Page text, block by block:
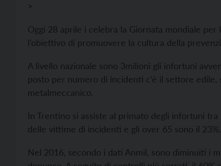
>
Oggi 28 aprile i celebra la Giornata mondiale
l’obiettivo di promuovere la cultura della
A livello nazionale sono 3milioni gli infortuni
posto per numero di incidenti c’è il settore
metalmeccanico.
In Trentino si assiste al primato degli infortuni
delle vittime di incidenti e gli over 65 sono il 23%.
Nel 2016, secondo i dati Anmil, sono diminuiti i